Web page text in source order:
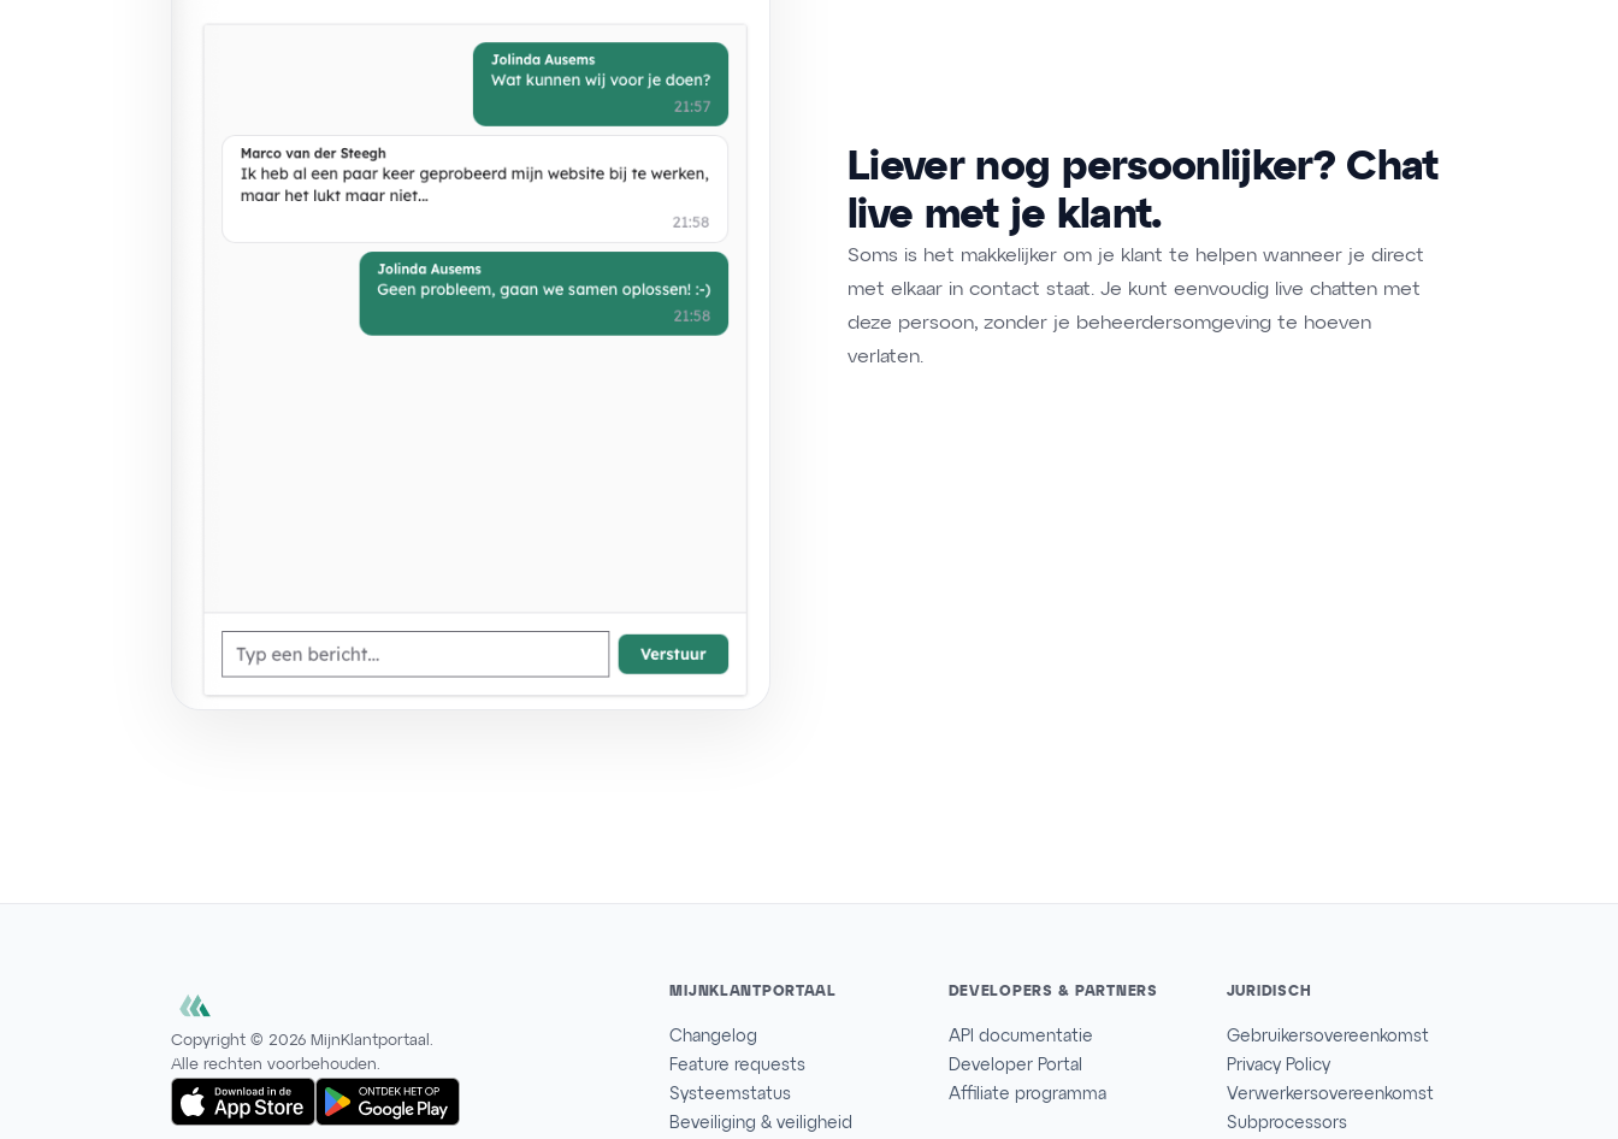
Liever nog persoonlijker? Chat
live met je klant.
Soms is het makkelijker om je klant te helpen wanneer je direct
met elkaar in contact staat. Je kunt eenvoudig live chatten met
deze persoon, zonder je beheerdersomgeving te hoeven
verlaten.
Copyright © 2026 MijnKlantportaal.
Alle rechten voorbehouden.
MIJNKLANTPORTAAL
Changelog
Feature requests
Systeemstatus
Beveiliging & veiligheid
DEVELOPERS & PARTNERS
API documentatie
Developer Portal
Affiliate programma
JURIDISCH
Gebruikersovereenkomst
Privacy Policy
Verwerkersovereenkomst
Subprocessors